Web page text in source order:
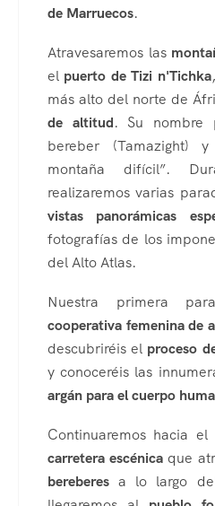
de Marruecos.
Atravesaremos las
el puerto de Tizi n'Tichka
más alto del norte de
de altitud. Su nombre
bereber (Tamazight)
montaña difícil”.
realizaremos varias
vistas panorámicas
fotografías de los
del Alto Atlas.
Nuestra primera
cooperativa femenina de
descubriréis el proceso
y conoceréis las
argán para el cuerpo
Continuaremos hacia
carretera escénica que
bereberes a lo largo